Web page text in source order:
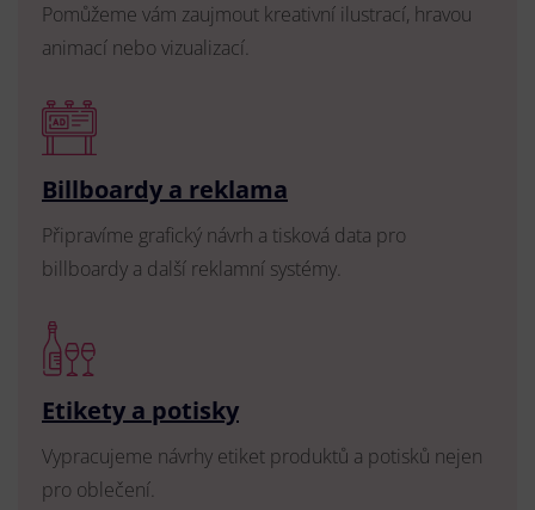
Pomůžeme vám zaujmout kreativní ilustrací, hravou
animací nebo vizualizací.
Billboardy a reklama
Připravíme grafický návrh a tisková data pro
billboardy a další reklamní systémy.
Etikety a potisky
Vypracujeme návrhy etiket produktů a potisků nejen
pro oblečení.